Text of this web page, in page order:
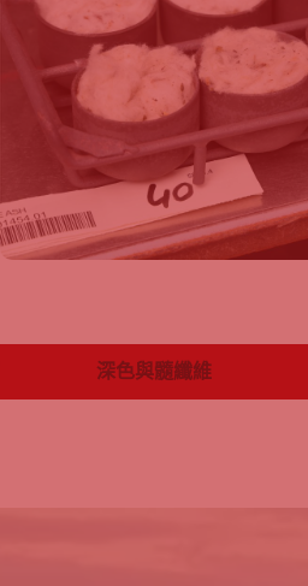
深色與髓纖維